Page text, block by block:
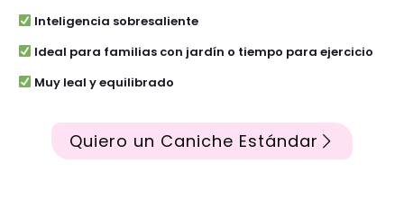
Inteligencia sobresaliente
Ideal para familias con jardín o tiempo para ejercicio
Muy leal y equilibrado
Quiero un Caniche Estándar